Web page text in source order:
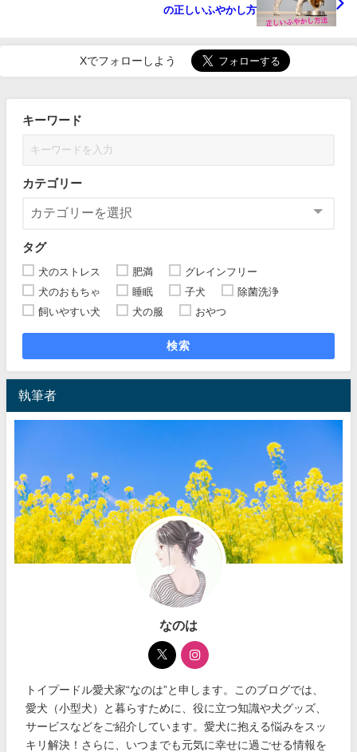
の正しいふやかし方
Xでフォローしよう
キーワード
カテゴリー
タグ
犬のストレス 肥満
グレインフリー
犬のおもちゃ
睡眠 子犬
除菌洗浄
飼いやすい犬
犬の服 おやつ
検索
執筆者
なのは
トイプードル愛犬家“なのは”と申します。このブログでは、
愛犬（小型犬）と暮らすために、役に立つ知識や犬グッズ、
サービスなどをご紹介しています。愛犬に抱える悩みをスッ
キリ解決！さらに、いつまでも元気に幸せに過ごせる情報を